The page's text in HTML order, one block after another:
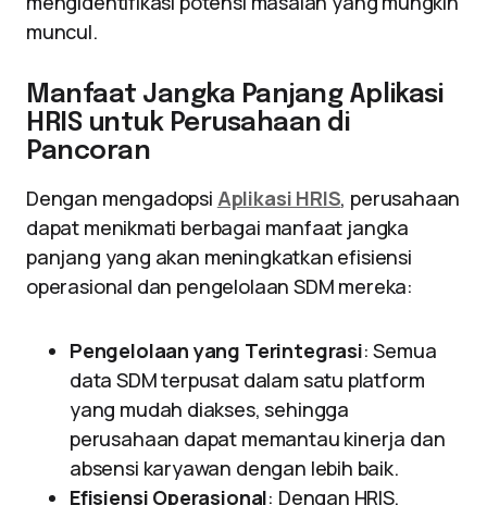
muncul.
Manfaat Jangka Panjang Aplikasi
HRIS untuk Perusahaan di
Pancoran
Dengan mengadopsi Aplikasi HRIS, perusahaan
dapat menikmati berbagai manfaat jangka
panjang yang akan meningkatkan efisiensi
operasional dan pengelolaan SDM mereka:
Pengelolaan yang Terintegrasi: Semua
data SDM terpusat dalam satu platform
yang mudah diakses, sehingga
perusahaan dapat memantau kinerja dan
absensi karyawan dengan lebih baik.
Efisiensi Operasional: Dengan HRIS,